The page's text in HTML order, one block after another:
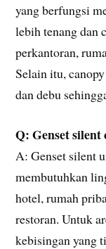
yang berfungsi
lebih tenang dan
perkantoran,
Selain itu,
dan debu
Q: Genset
A: Genset silent
membutuhkan
hotel, rumah
restoran. Untuk
kebisingan yang